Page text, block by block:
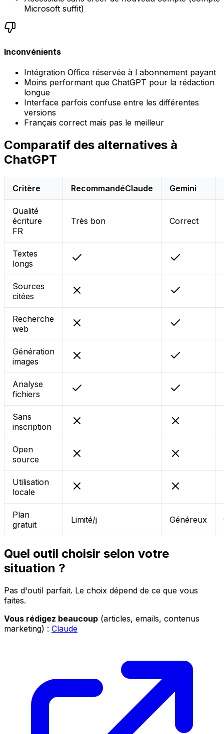
Microsoft suffit)
Inconvénients
Intégration Office réservée à l abonnement payant
Moins performant que ChatGPT pour la rédaction
longue
Interface parfois confuse entre les différentes
versions
Français correct mais pas le meilleur
Comparatif des alternatives à
ChatGPT
Critère RecommandéClaude Gemini
Qualité
écriture
FR
Très bon Correct
Textes
longs
Sources
citées
Recherche
web
Génération
images
Analyse
fichiers
Sans
inscription
Open
source
Utilisation
locale
Plan
gratuit
Limité/j Généreux
Quel outil choisir selon votre
situation ?
Pas d'outil parfait. Le choix dépend de ce que vous
faites.
Vous rédigez beaucoup (articles, emails, contenus
marketing) : Claude